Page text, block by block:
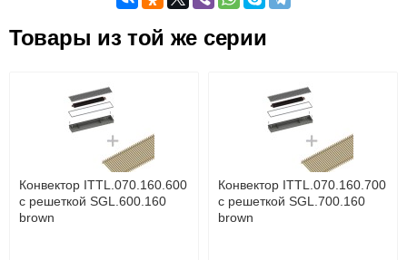
Оставьте отзыв
Доставка сантехники по Москве и Московской области
Наличный расчёт
Банковской картой на сайте в режиме реального
времени
Банковской картой при получении товара как при
доставке, так и самовывозом
Интернет-деньгами (Yandex-деньги, Web-money,
Qiwi-кошельки и другие).
Безналичный расчёт (возможно и с НДС)
Товары из той же серии
Конвектор ITTL.070.160.600
с решеткой SGL.600.160
brown
Конвектор ITTL.070.160.700
с решеткой SGL.700.160
brown